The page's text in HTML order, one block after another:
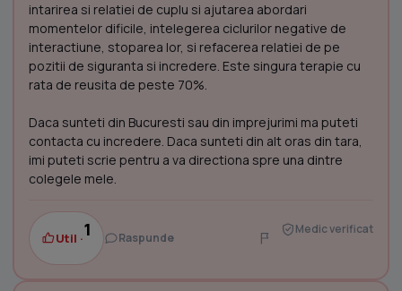
intarirea si relatiei de cuplu si ajutarea abordari
momentelor dificile, intelegerea ciclurilor negative de
interactiune, stoparea lor, si refacerea relatiei de pe
pozitii de siguranta si incredere. Este singura terapie cu
rata de reusita de peste 70%.
Daca sunteti din Bucuresti sau din imprejurimi ma puteti
contacta cu incredere. Daca sunteti din alt oras din tara,
imi puteti scrie pentru a va directiona spre una dintre
colegele mele.
Util ·1 Raspunde
Medic verificat